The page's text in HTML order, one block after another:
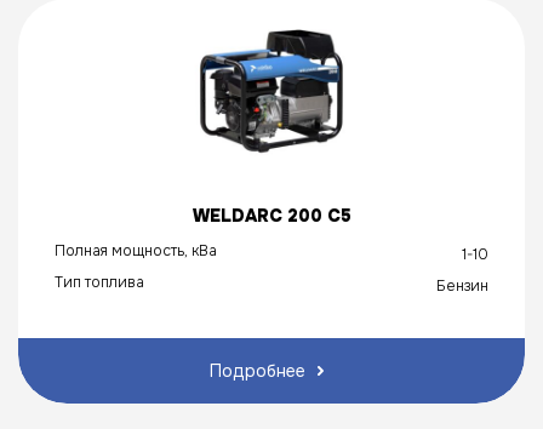
WELDARC 200 C5
Полная мощность, кВа
1-10
Тип топлива
Бензин
Подробнее